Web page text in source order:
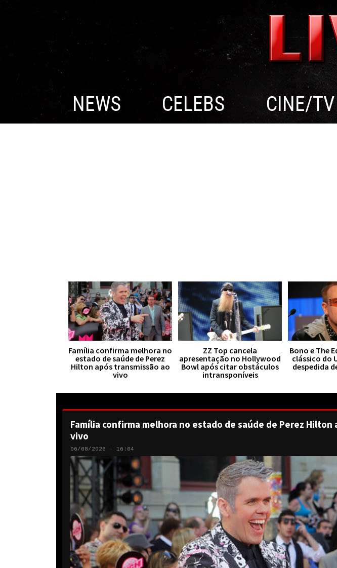
NEWS CELEBS CINE/TV
Família confirma melhora no
estado de saúde de Perez
Hilton após transmissão ao
vivo
ZZ Top cancela
apresentação no Hollywood
Bowl após citar obstáculos
intransponíveis
Bono e The
clássico do
despedida
Família confirma melhora no estado de saúde de Perez Hilton
vivo
06/08/2026 · 16:04